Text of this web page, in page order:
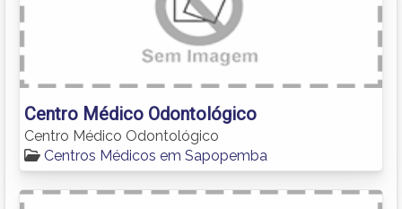
Centro Médico Odontológico
Centro Médico Odontológico
Centros Médicos em Sapopemba